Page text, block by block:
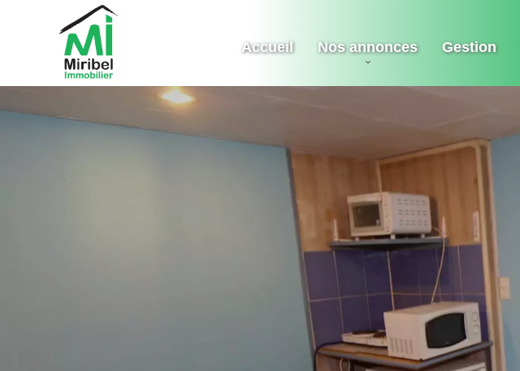
Accueil Nos annonces Gestion